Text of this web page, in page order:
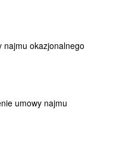
najmu okazjonalnego
umowy najmu